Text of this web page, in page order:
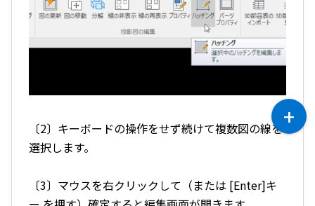
〔2〕キーボードの操作をせず続けて複数図の線を
選択します。
〔3〕マウスを右クリックして （または [Enter]キ